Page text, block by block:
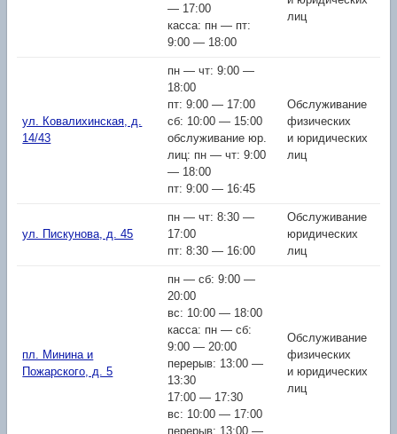
— 17:00
касса: пн — пт:
9:00 — 18:00
лиц
ул. Ковалихинская, д.
14/43
пн — чт: 9:00 —
18:00
пт: 9:00 — 17:00
сб: 10:00 — 15:00
обслуживание юр.
лиц: пн — чт: 9:00
— 18:00
пт: 9:00 — 16:45
Обслуживание
физических
и юридических
лиц
ул. Пискунова, д. 45
пн — чт: 8:30 —
17:00
пт: 8:30 — 16:00
Обслуживание
юридических
лиц
пл. Минина и
Пожарского, д. 5
пн — сб: 9:00 —
20:00
вс: 10:00 — 18:00
касса: пн — сб:
9:00 — 20:00
перерыв: 13:00 —
13:30
17:00 — 17:30
вс: 10:00 — 17:00
перерыв: 13:00 —
Обслуживание
физических
и юридических
лиц